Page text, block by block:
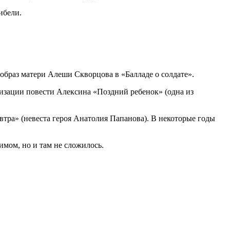
матери Алеши Скворцова в «Балладе о солдате».
повести Алексина «Поздний ребенок» (одна из
(невеста героя Анатолия Папанова). В некоторые годы
но и там не сложилось.